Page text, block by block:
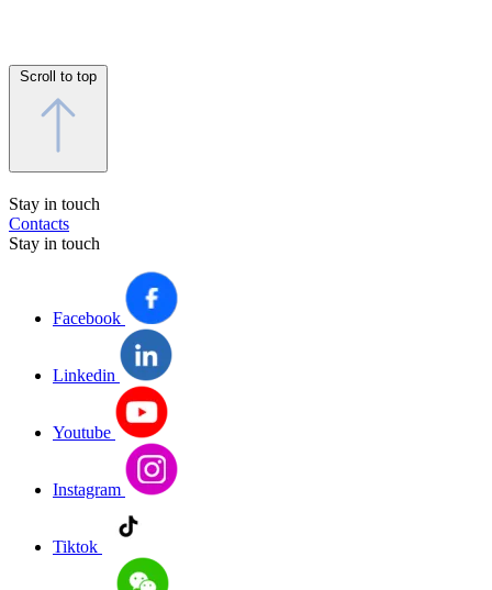
Scroll to top
Stay in touch
Contacts
Stay in touch
Facebook
Linkedin
Youtube
Instagram
Tiktok